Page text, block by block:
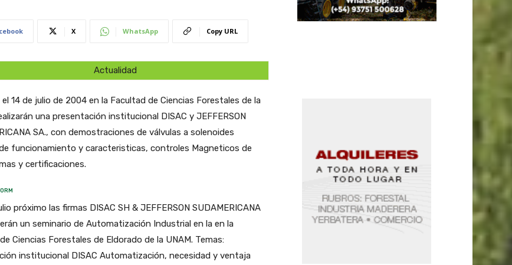
X WhatsApp Copy URL
Actualidad
el 14 de julio de 2004 en la Facultad de Ciencias Forestales de la
una presentación institucional DISAC y JEFFERSON
SA., con demostraciones de válvulas a solenoides
funcionamiento y caracteristicas, controles Magneticos de
y certificaciones.
próximo las firmas DISAC SH & JEFFERSON SUDAMERICANA
un seminario de Automatización Industrial en la en la
Ciencias Forestales de Eldorado de la UNAM. Temas:
institucional DISAC Automatización, necesidad y ventaja